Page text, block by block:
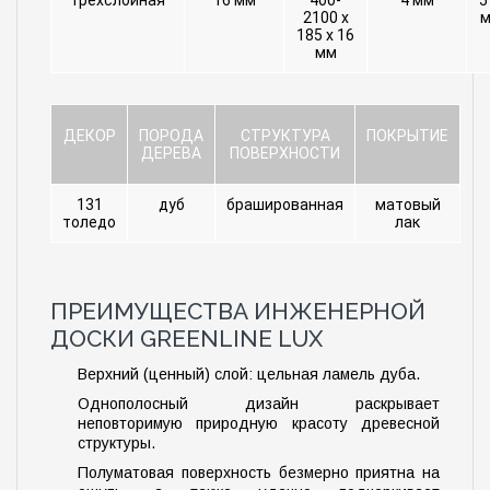
2100 х
185 х 16
мм
ДЕКОР
ПОРОДА
ДЕРЕВА
СТРУКТУРА
ПОВЕРХНОСТИ
ПОКРЫТИЕ
131
толедо
дуб брашированная
матовый
лак
ПРЕИМУЩЕСТВА ИНЖЕНЕРНОЙ
ДОСКИ GREENLINE LUX
Верхний (ценный) слой: цельная ламель дуба.
Однополосный дизайн раскрывает
неповторимую природную красоту древесной
структуры.
Полуматовая поверхность безмерно приятна на